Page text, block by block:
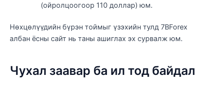
(ойролцоогоор 110 доллар) юм.
Нөхцөлүүдийн бүрэн тоймыг үзэхийн тулд 7BForex
албан ёсны сайт нь таны ашиглах эх сурвалж юм.
Чухал заавар ба ил тод байдал